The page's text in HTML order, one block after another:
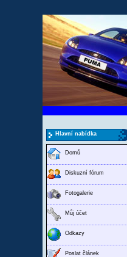
Hlavní nabídka
Domů
Diskuzní fórum
Fotogalerie
Můj účet
Odkazy
Poslat článek